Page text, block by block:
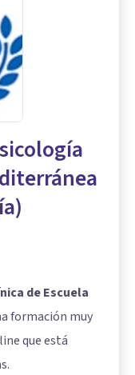
de Escuela
formación muy
que está